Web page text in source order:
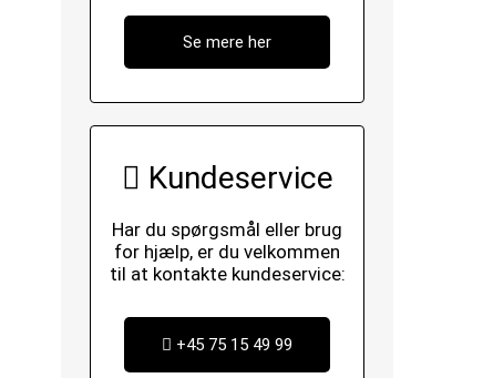
Se mere her
Kundeservice
Har du spørgsmål eller brug
for hjælp, er du velkommen
til at kontakte kundeservice:
+45 75 15 49 99